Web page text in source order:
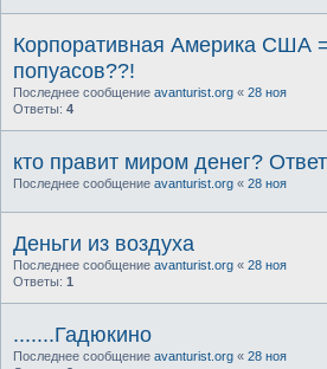
Корпоративная Америка США
попуасов??!
Последнее сообщение avanturist.org « 28 ноя
Ответы: 4
кто правит миром денег?
Последнее сообщение avanturist.org « 28 ноя
Деньги из воздуха
Последнее сообщение avanturist.org « 28 ноя
Ответы: 1
.......Гадюкино
Последнее сообщение avanturist.org « 28 ноя